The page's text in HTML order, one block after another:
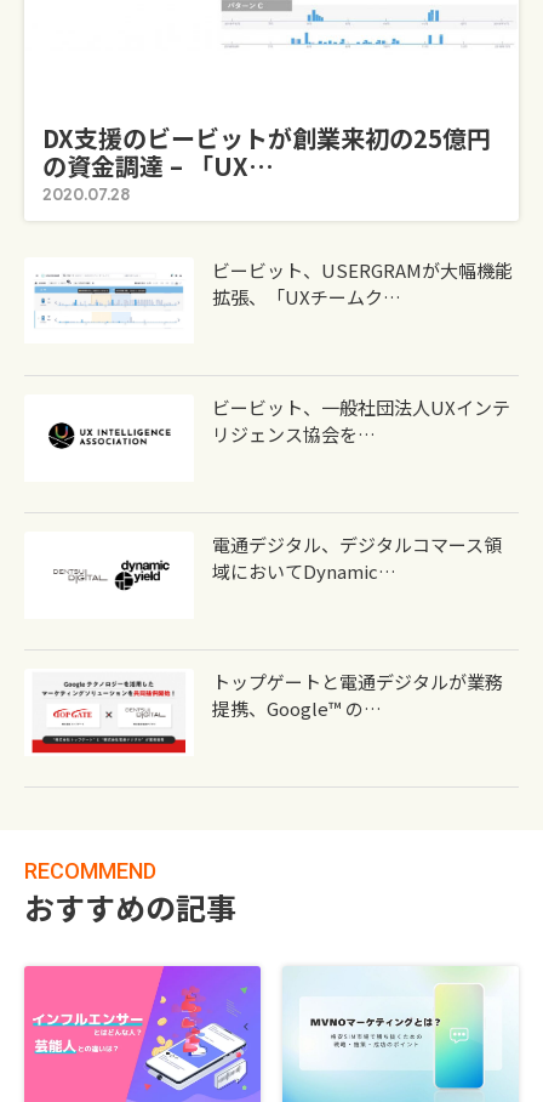
DX支援のビービットが創業来初の25億円
の資金調達 – 「UX…
2020.07.28
ビービット、USERGRAMが大幅機能
拡張、「UXチームク…
ビービット、一般社団法人UXインテ
リジェンス協会を…
電通デジタル、デジタルコマース領
域においてDynamic…
トップゲートと電通デジタルが業務
提携、Google™ の…
RECOMMEND
おすすめの記事